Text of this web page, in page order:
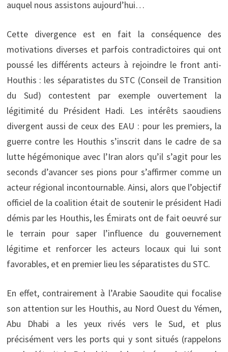
auquel nous assistons aujourd’hui…
Cette divergence est en fait la conséquence des
motivations diverses et parfois contradictoires qui ont
poussé les différents acteurs à rejoindre le front anti-
Houthis : les séparatistes du STC (Conseil de Transition
du Sud) contestent par exemple ouvertement la
légitimité du Président Hadi. Les intérêts saoudiens
divergent aussi de ceux des EAU : pour les premiers, la
guerre contre les Houthis s’inscrit dans le cadre de sa
lutte hégémonique avec l’Iran alors qu’il s’agit pour les
seconds d’avancer ses pions pour s’affirmer comme un
acteur régional incontournable. Ainsi, alors que l’objectif
officiel de la coalition était de soutenir le président Hadi
démis par les Houthis, les Émirats ont de fait oeuvré sur
le terrain pour saper l’influence du gouvernement
légitime et renforcer les acteurs locaux qui lui sont
favorables, et en premier lieu les séparatistes du STC.
En effet, contrairement à l’Arabie Saoudite qui focalise
son attention sur les Houthis, au Nord Ouest du Yémen,
Abu Dhabi a les yeux rivés vers le Sud, et plus
précisément vers les ports qui y sont situés (rappelons